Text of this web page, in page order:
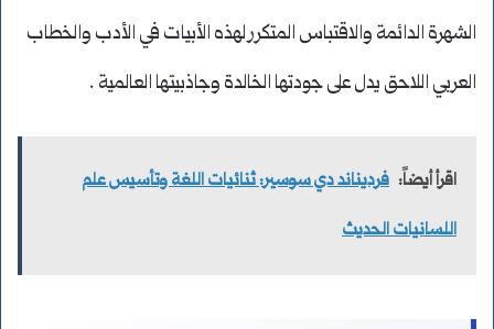
الشهرة الدائمة والاقتباس المتكرر لهذه الأبيات في الأدب والخطاب
العربي اللاحق يدل على جودتها الخالدة وجاذبيتها العالمية .
اقرأ أيضاً: فرديناند دي سوسير: ثنائيات اللغة وتأسيس علم
اللسانيات الحديث